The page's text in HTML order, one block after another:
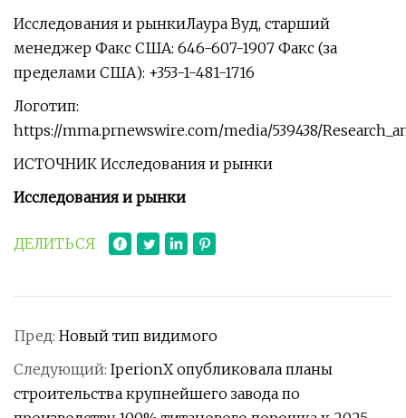
Исследования и рынкиЛаура Вуд, старший
менеджер Факс США: 646-607-1907 Факс (за
пределами США): +353-1-481-1716
Логотип:
https://mma.prnewswire.com/media/539438/
ИСТОЧНИК Исследования и рынки
Исследования и рынки
ДЕЛИТЬСЯ
Пред: Новый тип видимого
Следующий: IperionX опубликовала планы
строительства крупнейшего завода по